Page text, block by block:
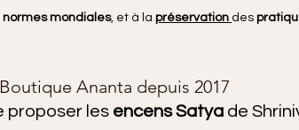
normes mondiales, et à la préservation des
Ananta depuis 2017
proposer les encens Satya de